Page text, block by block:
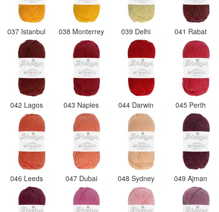
037 Istanbul 038 Monterrey 039 Delhi 041 Rabat
042 Lagos 043 Naples 044 Darwin 045 Perth
046 Leeds 047 Dubai 048 Sydney 049 Ajman